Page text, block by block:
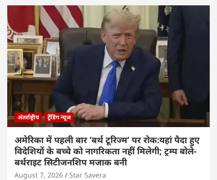
अंतर्राष्ट्रीय ट्रेंडिंग न्यूज
अमेरिका में पहली बार ‘बर्थ टूरिज्म’ पर रोक:यहां पैदा हुए
विदेशियों के बच्चे को नागरिकता नहीं मिलेगी; ट्रम्प बोले-
बर्थराइट सिटीजनशिप मजाक बनी
August 7, 2026 Star Savera